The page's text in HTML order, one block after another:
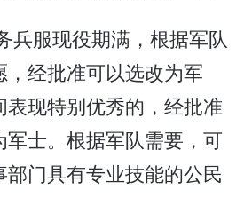
兵服现役期满，根据军队
，经批准可以选改为军
现特别优秀的，经批准
士。根据军队需要，可
部门具有专业技能的公民